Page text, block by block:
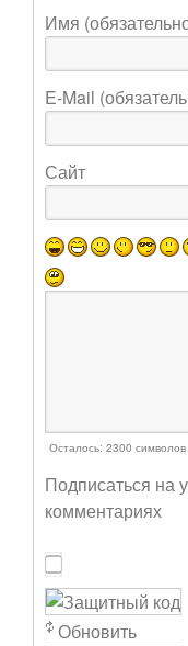
Имя
E-Mail
Сайт
Осталось: 2300 символов
Подписаться на
комментариях
Обновить